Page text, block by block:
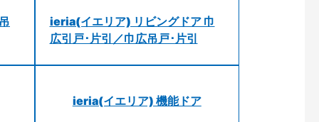
ieria(イエリア) リビングドア 巾
広引戸･片引／巾広吊戸･片引
ieria(イエリア) 機能ドア